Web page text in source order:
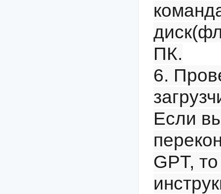
ПК.
6.
Если
GPT,